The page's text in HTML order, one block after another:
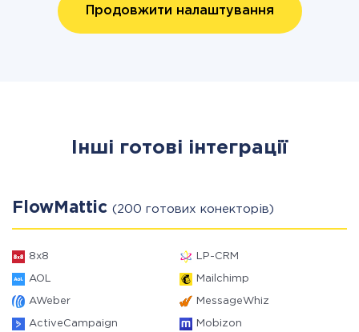
Продовжити налаштування
Інші готові інтеграції
FlowMattic (200 готових конекторів)
8x8 LP-CRM
AOL Mailchimp
AWeber MessageWhiz
ActiveCampaign Mobizon